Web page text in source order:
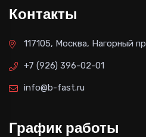
Контакты
117105, Москва, Нагорный
+7 (926) 396-02-01
info@b-fast.ru
График работы